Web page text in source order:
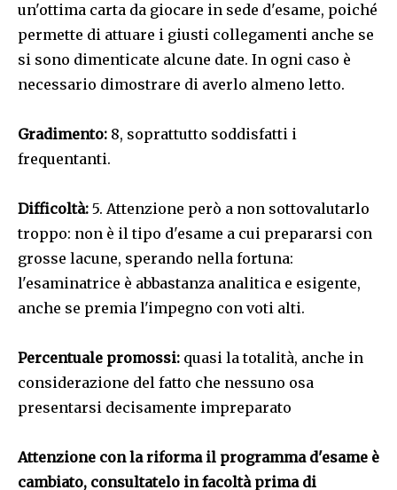
un'ottima carta da giocare in sede d'esame, poiché
permette di attuare i giusti collegamenti anche se
si sono dimenticate alcune date. In ogni caso è
necessario dimostrare di averlo almeno letto.
Gradimento: 8, soprattutto soddisfatti i
frequentanti.
Difficoltà: 5. Attenzione però a non sottovalutarlo
troppo: non è il tipo d'esame a cui prepararsi con
grosse lacune, sperando nella fortuna:
l'esaminatrice è abbastanza analitica e esigente,
anche se premia l'impegno con voti alti.
Percentuale promossi: quasi la totalità, anche in
considerazione del fatto che nessuno osa
presentarsi decisamente impreparato
Attenzione con la riforma il programma d'esame è
cambiato, consultatelo in facoltà prima di